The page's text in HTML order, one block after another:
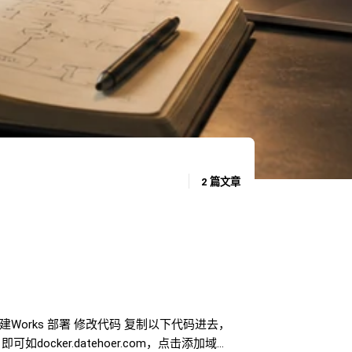
2 篇文章
部署 修改代码 复制以下代码进去，
可如docker.datehoer.com，点击添加域即